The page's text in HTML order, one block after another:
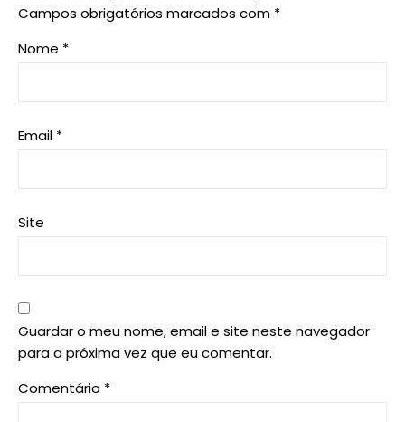
Campos obrigatórios marcados com *
Nome *
Email *
Site
Guardar o meu nome, email e site neste navegador
para a próxima vez que eu comentar.
Comentário *